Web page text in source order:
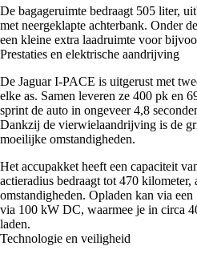
De bagageruimte bedraagt 505 liter,
met neergeklapte achterbank. Onder
een kleine extra laadruimte voor
Prestaties en elektrische aandrijving
De Jaguar I-PACE is uitgerust met
elke as. Samen leveren ze 400 pk en
sprint de auto in ongeveer 4,8
Dankzij de vierwielaandrijving is de
moeilijke omstandigheden.
Het accupakket heeft een capaciteit
actieradius bedraagt tot 470
omstandigheden. Opladen kan via
via 100 kW DC, waarmee je in circa
laden.
Technologie en veiligheid